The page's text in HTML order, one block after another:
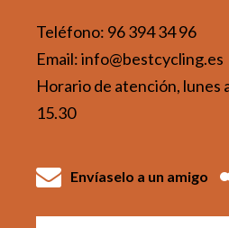
Teléfono: 96 394 34 96
Email: info@bestcycling.es
Horario de atención, lunes
15.30
Envíaselo a un amigo